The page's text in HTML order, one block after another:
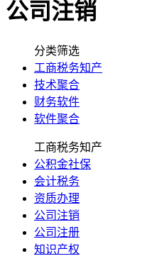
公司注销
分类筛选
工商税务知产
技术聚合
财务软件
软件聚合
工商税务知产
公积金社保
会计税务
资质办理
公司注销
公司注册
知识产权